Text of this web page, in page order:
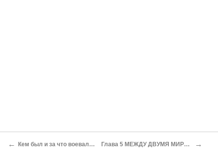
← Кем был и за что воевал Симон Петлюра Глава 5 МЕЖДУ ДВУМЯ МИРОВЫМИ ВОЙНАМИ →